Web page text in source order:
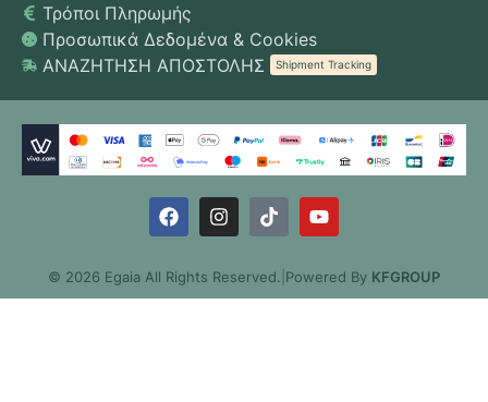
Τρόποι Πληρωμής
Προσωπικά Δεδομένα & Cookies
ΑΝΑΖΗΤΗΣΗ ΑΠΟΣΤΟΛΗΣ
Shipment Tracking
© 2026 Egaia All Rights Reserved. Powered By KFGROUP